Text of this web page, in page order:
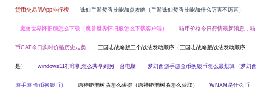
货币交易所App排行榜 诛仙手游焚香技能加点攻略（手游诛仙焚香技能加什么厉害不厉害）
魔兽世界怀旧服怎么下载（魔兽世界怀旧服怎么下载客户端） 猫币价格今日行情最新消息，猫
币CAT今日实时价格历史走势 三国志战略版三个战法发动顺序（三国志战略版战法发动顺序
是） windows11打印机怎么共享到另一台电脑 梦幻西游手游金币换银币怎么最划算（梦幻西
游手游 金币换银币） 原神脆弱树脂怎么获得（原神脆弱树脂怎么获取） WNXM是什么币